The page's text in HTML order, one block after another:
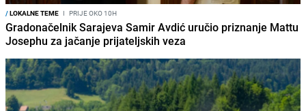
/LOKALNE TEME I PRIJE OKO 10H
Gradonačelnik Sarajeva Samir Avdić uručio priznanje Mattu
Josephu za jačanje prijateljskih veza